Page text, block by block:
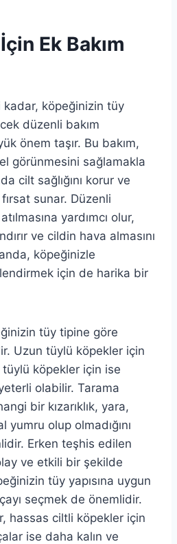
Ek Bakım
kadar, köpeğinizin tüy
düzenli bakım
önem taşır. Bu bakım,
görünmesini sağlamakla
cilt sağlığını korur ve
sunar. Düzenli
yardımcı olur,
ve cildin hava almasını
köpeğinizle
için de harika bir
tüy tipine göre
Uzun tüylü köpekler için
köpekler için ise
olabilir. Tarama
bir kızarıklık, yara,
olup olmadığını
Erken teşhis edilen
ve etkili bir şekilde
tüy yapısına uygun
seçmek de önemlidir.
hassas ciltli köpekler için
ise daha kalın ve